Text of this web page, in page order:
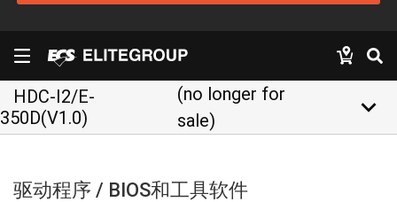
HDC-I2/E-
350D(V1.0)
(no longer for
sale)
keyboard_arrow_down
驱动程序 / BIOS和工具软件